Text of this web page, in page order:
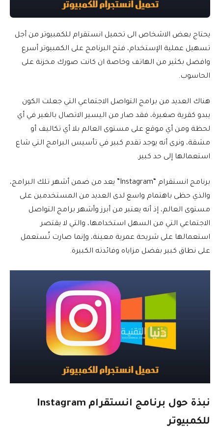
يحتاج بعض الاشخاص الى تحميل انستقرام للكمبيوتر من أجل
تسهيل عملية الإستخدام، فتح البرنامج على الكمبيوتر أسرع
وافضل بكثير من الهاتف وخاصة ان كانت صورك مخزنة على
الحاسوب.
هناك العديد من برامج التواصل الاجتماعي التي جعلت الكون
يبدو كقرية صغيرة، فقد صار من اليسير الاتصال بالغير في أي
لحظة ومن أي موقع على مستوى العالم بلا أي تكاليف أو
مشقة، ونرى أنه يوجد تقدم كبير في تأسيس البرامج التي شاع
استعمالها إلى حد كبير.
برنامج انستقرام “Instagram” يعد من ضمن أشهر تلك البرامج،
والذي حظى باهتمام واسع لدى العديد من المستخدمين على
مستوى العالم، إذ أنه يعتبر من أبرز وأشهر برامج التواصل
الاجتماعي التي من السهل استخدامها، والتي لا يقتصر
استعمالها على شريحة عمرية معينة، وإنما صارت تُستعمل
على نطاق كبير بفضل مزاياه وفائدته الكبيرة.
نبذة حول برنامج انستقرام Instagram
للكمبيوتر